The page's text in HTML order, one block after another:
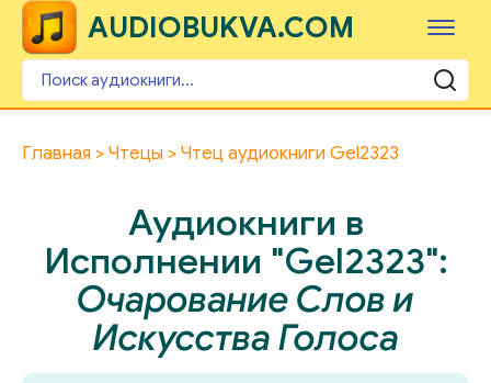
AUDIOBUKVA.COM
Главная Чтецы Чтец аудиокниги Gel2323
Аудиокниги в
Исполнении "Gel2323":
Очарование Слов и
Искусства Голоса